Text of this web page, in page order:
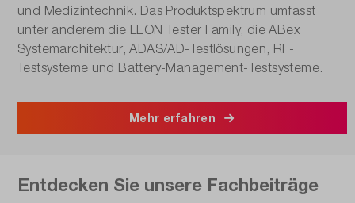
und Medizintechnik. Das Produktspektrum umfasst
unter anderem die LEON Tester Family, die ABex
Systemarchitektur, ADAS/AD-Testlösungen, RF-
Testsysteme und Battery-Management-Testsysteme.
Mehr erfahren
Entdecken Sie unsere Fachbeiträge